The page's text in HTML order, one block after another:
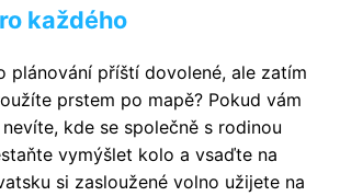
každého
plánování příští dovolené, ale zatím
prstem po mapě? Pokud vám
kde se společně s rodinou
vymýšlet kolo a vsaďte na
si zasloužené volno užijete na